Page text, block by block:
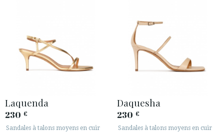
Laquenda
230 €
Sandales à talons moyens en cuir
Daquesha
230 €
Sandales à talons moyens en cuir